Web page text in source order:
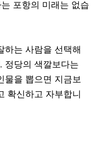
포항의 미래는 없습
하는 사람을 선택해
정당의 색깔보다는
물을 뽑으면 지금보
확신하고 자부합니